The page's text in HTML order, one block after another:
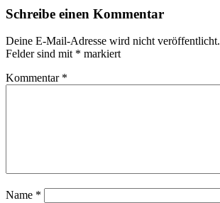
Schreibe einen Kommentar
Deine E-Mail-Adresse wird nicht veröffentlicht.
Felder sind mit * markiert
Kommentar *
Name *